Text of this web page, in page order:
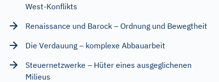
West-Konflikts
Renaissance und Barock – Ordnung und Bewegtheit
Die Verdauung – komplexe Abbauarbeit
Steuernetzwerke – Hüter eines ausgeglichenen
Milieus